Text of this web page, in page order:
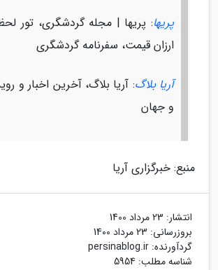
پریها: پریها | مجله گردشگری، تور
ارزان قیمت، سفرنامه گردشگری
آریا بلاگ: آریا بلاگ، آخرین اخبار و
و جهان
منبع: خبرگزاری آریا
انتشار: 23 مرداد 1400
بروزرسانی: 23 مرداد 1400
گردآورنده: persinablog.ir
شناسه مطلب: 5954